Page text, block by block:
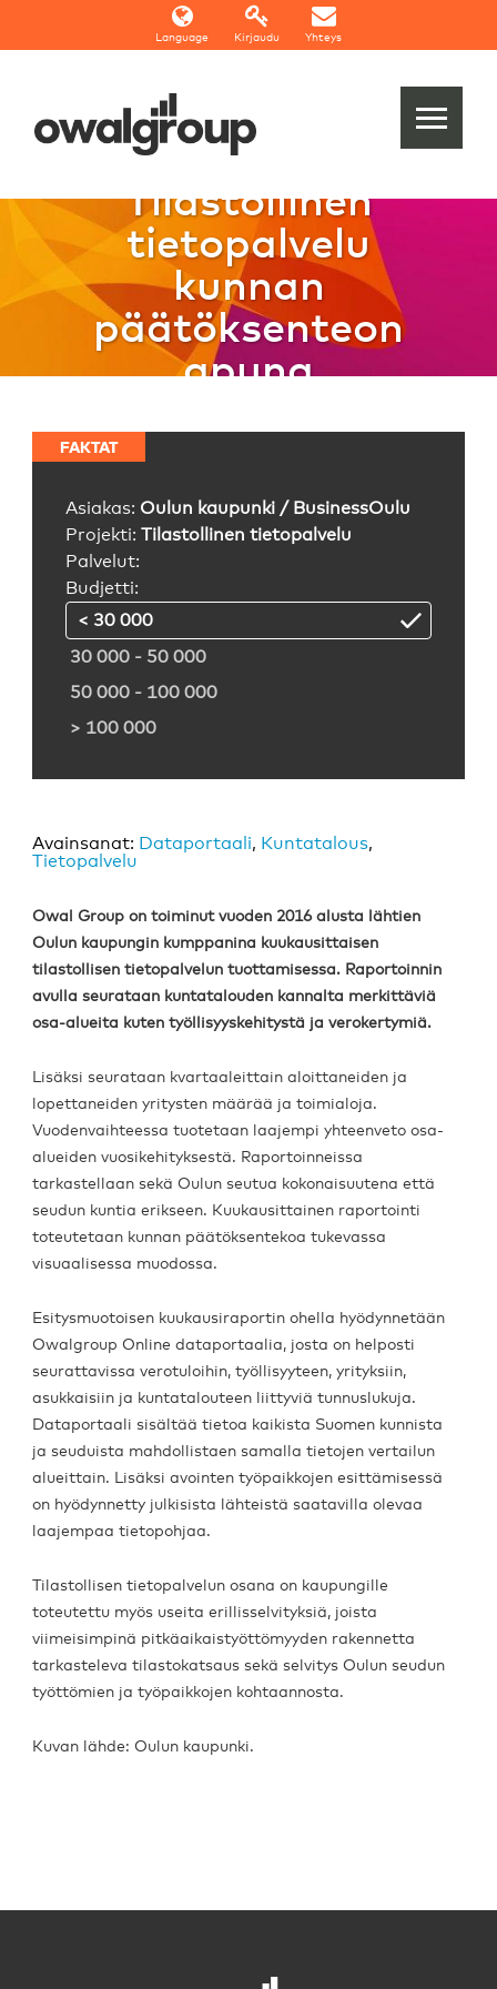
Language Kirjaudu Yhteys
Tilastollinen
tietopalvelu
kunnan
päätöksenteon
apuna
FAKTAT
Asiakas: Oulun kaupunki / BusinessOulu
Projekti:Tilastollinen tietopalvelu
Palvelut:
Budjetti:
< 30 000
30 000 - 50 000
50 000 - 100 000
> 100 000
Avainsanat: Dataportaali, Kuntatalous,
Tietopalvelu
Owal Group on toiminut vuoden 2016 alusta lähtien
Oulun kaupungin kumppanina kuukausittaisen
tilastollisen tietopalvelun tuottamisessa. Raportoinnin
avulla seurataan kuntatalouden kannalta merkittäviä
osa-alueita kuten työllisyyskehitystä ja verokertymiä.
Lisäksi seurataan kvartaaleittain aloittaneiden ja
lopettaneiden yritysten määrää ja toimialoja.
Vuodenvaihteessa tuotetaan laajempi yhteenveto osa-
alueiden vuosikehityksestä. Raportoinneissa
tarkastellaan sekä Oulun seutua kokonaisuutena että
seudun kuntia erikseen. Kuukausittainen raportointi
toteutetaan kunnan päätöksentekoa tukevassa
visuaalisessa muodossa.
Esitysmuotoisen kuukausiraportin ohella hyödynnetään
Owalgroup Online dataportaalia, josta on helposti
seurattavissa verotuloihin, työllisyyteen, yrityksiin,
asukkaisiin ja kuntatalouteen liittyviä tunnuslukuja.
Dataportaali sisältää tietoa kaikista Suomen kunnista
ja seuduista mahdollistaen samalla tietojen vertailun
alueittain. Lisäksi avointen työpaikkojen esittämisessä
on hyödynnetty julkisista lähteistä saatavilla olevaa
laajempaa tietopohjaa.
Tilastollisen tietopalvelun osana on kaupungille
toteutettu myös useita erillisselvityksiä, joista
viimeisimpinä pitkäaikaistyöttömyyden rakennetta
tarkasteleva tilastokatsaus sekä selvitys Oulun seudun
työttömien ja työpaikkojen kohtaannosta.
Kuvan lähde: Oulun kaupunki.